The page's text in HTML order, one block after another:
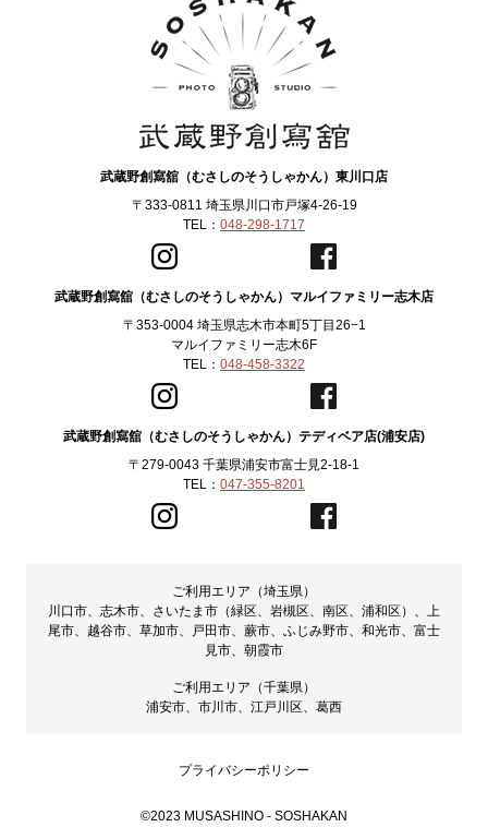
武蔵野創寫舘（むさしのそうしゃかん）東川口店
〒333-0811 埼玉県川口市戸塚4-26-19
TEL： 048-298-1717
武蔵野創寫舘（むさしのそうしゃかん）マルイファミリー志木店
〒353-0004 埼玉県志木市本町5丁目26−1
マルイファミリー志木6F
TEL： 048-458-3322
武蔵野創寫舘（むさしのそうしゃかん）テディベア店(浦安店)
〒279-0043 千葉県浦安市富士見2-18-1
TEL： 047-355-8201
ご利用エリア（埼玉県）
川口市、志木市、さいたま市（緑区、岩槻区、南区、浦和区）、上
尾市、越谷市、草加市、戸田市、蕨市、ふじみ野市、和光市、富士
見市、朝霞市
ご利用エリア（千葉県）
浦安市、市川市、江戸川区、葛西
プライバシーポリシー
©2023 MUSASHINO - SOSHAKAN